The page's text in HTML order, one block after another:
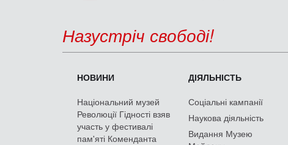
Назустріч свободі!
НОВИНИ
Національний музей
Революції Гідності взяв
участь у фестивалі
пам'яті Коменданта
ДІЯЛЬНІСТЬ
Соціальні кампанії
Наукова діяльність
Видання Музею